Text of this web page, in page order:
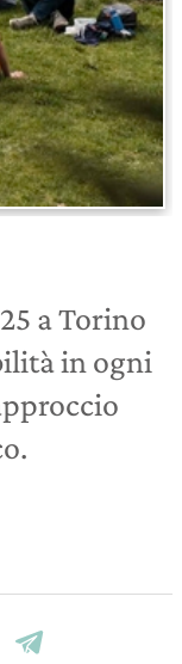
a Torino
in ogni